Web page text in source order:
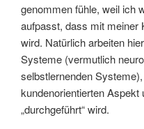
genommen fühle, weil ich
aufpasst, dass mit meiner
wird. Natürlich arbeiten
Systeme (vermutlich
selbstlernenden
kundenorientierten Aspekt
„durchgeführt“ wird.